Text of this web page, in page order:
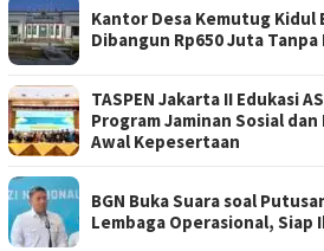
Kantor Desa Kemutug Kidul
Dibangun Rp650 Juta Tanpa
TASPEN Jakarta II Edukasi
Program Jaminan Sosial
Awal Kepesertaan
BGN Buka Suara soal
Lembaga Operasional, Siap